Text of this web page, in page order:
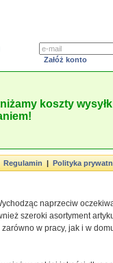
Załóż konto
koszty
Regulamin|Polityka
naprzeciw
szeroki asortyment
w pracy, jak i w